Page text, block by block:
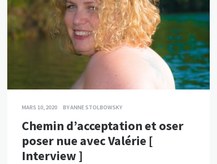
MARS 10, 2020 BYANNE STOLBOWSKY
Chemin d’acceptation et oser
poser nue avec Valérie [
Interview ]